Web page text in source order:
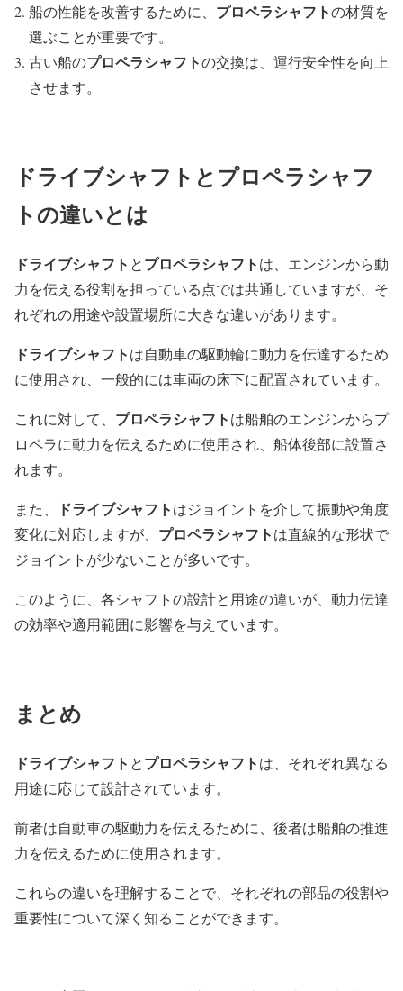
船の性能を改善するために、 プロペラシャフトの材質を
選ぶことが重要です。
古い船のプロペラシャフトの交換は、運行安全性を向上
させます。
ドライブシャフトとプロペラシャフ
トの違いとは
ドライブシャフト とプロペラシャフトは、エンジンから動
力を伝える役割を担っている点では共通していますが、そ
れぞれの用途や設置場所に大きな違いがあります。
ドライブシャフトは自動車の駆動輪に動力を伝達するため
に使用され、一般的には車両の床下に配置されています。
これに対して、 プロペラシャフトは船舶のエンジンからプ
ロペラに動力を伝えるために使用され、船体後部に設置さ
れます。
また、 ドライブシャフトはジョイントを介して振動や角度
変化に対応しますが、 プロペラシャフトは直線的な形状で
ジョイントが少ないことが多いです。
このように、各シャフトの設計と用途の違いが、動力伝達
の効率や適用範囲に影響を与えています。
まとめ
ドライブシャフト とプロペラシャフトは、それぞれ異なる
用途に応じて設計されています。
前者は自動車の駆動力を伝えるために、後者は船舶の推進
力を伝えるために使用されます。
これらの違いを理解することで、それぞれの部品の役割や
重要性について深く知ることができます。